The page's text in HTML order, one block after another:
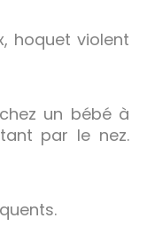
hoquet violent
un bébé à
par le nez.